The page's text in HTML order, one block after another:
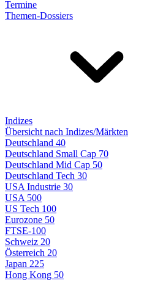
Termine
Themen-Dossiers
Indizes
Übersicht nach Indizes/Märkten
Deutschland 40
Deutschland Small Cap 70
Deutschland Mid Cap 50
Deutschland Tech 30
USA Industrie 30
USA 500
US Tech 100
Eurozone 50
FTSE-100
Schweiz 20
Österreich 20
Japan 225
Hong Kong 50